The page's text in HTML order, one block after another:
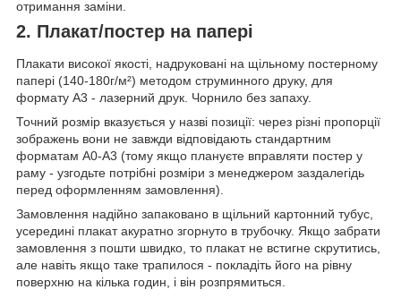
отримання заміни.
2. Плакат/постер на папері
Плакати високої якості, надруковані на щільному постерному
папері (140-180г/м²) методом струминного друку, для
формату А3 - лазерний друк. Чорнило без запаху.
Точний розмір вказується у назві позиції: через різні пропорції
зображень вони не завжди відповідають стандартним
форматам А0-А3 (тому якщо плануєте вправляти постер у
раму - узгодьте потрібні розміри з менеджером заздалегідь
перед оформленням замовлення).
Замовлення надійно запаковано в щільний картонний тубус,
усередині плакат акуратно згорнуто в трубочку. Якщо забрати
замовлення з пошти швидко, то плакат не встигне скрутитись,
але навіть якщо таке трапилося - покладіть його на рівну
поверхню на кілька годин, і він розпрямиться.